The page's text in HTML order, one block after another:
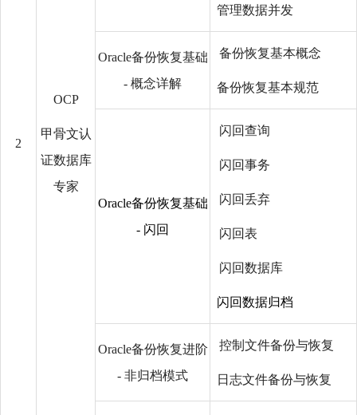
2
OCP
甲骨文认
证数据库
专家
管理数据并发
Oracle备份恢复基础
- 概念详解
备份恢复基本概念
备份恢复基本规范
Oracle备份恢复基础
- 闪回
闪回查询
闪回事务
闪回丢弃
闪回表
闪回数据库
闪回数据归档
Oracle备份恢复进阶
- 非归档模式
控制文件备份与恢复
日志文件备份与恢复